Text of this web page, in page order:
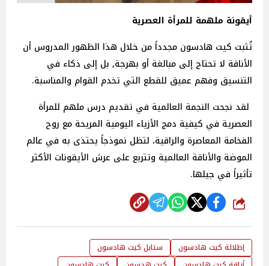
أيقونة ملهمة للمرأة العصرية
تُثبت كيت هادسون مجدداً من خلال هذا الظهور المدروس أن
الأناقة لا تحتاج إلى مبالغة أو بهرجة, بل إلى ذكاء في
التنسيق وفهم عميق للقطع التي تخدم القوام والمناسبة.
لقد نجحت النجمة العالمية في تقديم درس ملهم للمرأة
العصرية في كيفية دمج الأزياء اليومية المريحة مع روح
الفخامة المعاصرة والراقية، لتظل نموذجاً يحتذى به في عالم
الموضة والأناقة العالمية وتتربع على عرش الأيقونات الأكثر
تأثيراً في جيلها.
شارك
إطلالة كيت هادسون
ستايل كيت هادسون